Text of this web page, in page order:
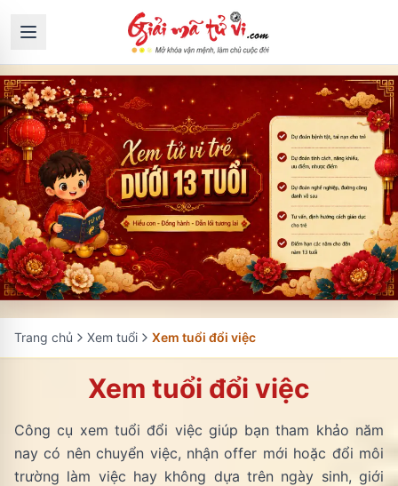
Trang chủ Xem tuổi Xem tuổi đổi việc
Xem tuổi đổi việc
Công cụ xem tuổi đổi việc giúp bạn tham khảo năm
nay có nên chuyển việc, nhận offer mới hoặc đổi môi
trường làm việc hay không dựa trên ngày sinh, giới